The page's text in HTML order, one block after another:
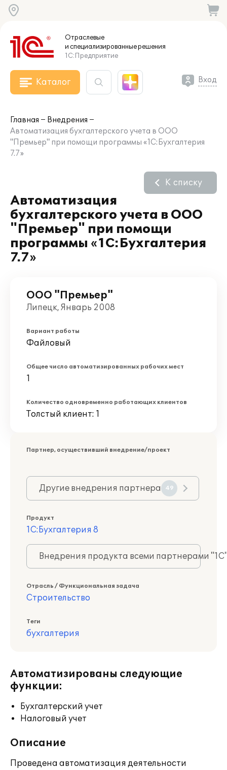
Отраслевые
и специализированныерешения
1С:Предприятие
Каталог Вход
Главная
Внедрения
Автоматизация бухгалтерского учета в ООО
"Премьер" при помощи программы «1С:Бухгалтерия
7.7»
Автоматизация
бухгалтерского учета в ООО
"Премьер" при помощи
программы «1С:Бухгалтерия
7.7»
К списку
ООО "Премьер"
Липецк, Январь 2008
Вариант работы
Файловый
Общее число автоматизированных рабочих мест
1
Количество одновременно работающих клиентов
Толстый клиент: 1
Партнер, осуществивший внедрение/проект
Другие внедрения партнера 49
Продукт
1С:Бухгалтерия 8
Внедрения продукта всеми партнерами
Отрасль / Функциональная задача
Строительство
Теги
бухгалтерия
Автоматизированы следующие
функции:
Бухгалтерский учет
Налоговый учет
Описание
Проведена автоматизация деятельности